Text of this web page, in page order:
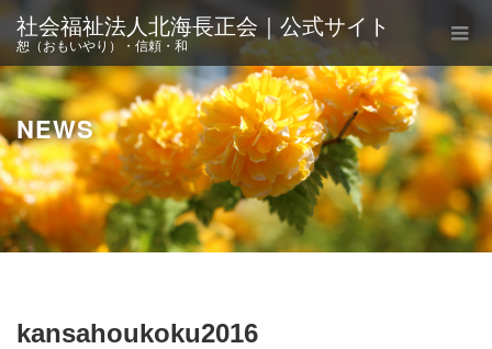
社会福祉法人北海長正会｜公式サイト
恕（おもいやり）・信頼・和
NEWS
kansahoukoku2016